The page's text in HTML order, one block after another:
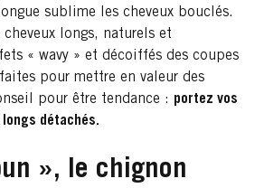
sublime les cheveux bouclés.
cheveux longs, naturels et
« wavy » et décoiffés des coupes
pour mettre en valeur des
pour être tendance : portez vos
détachés.
», le chignon